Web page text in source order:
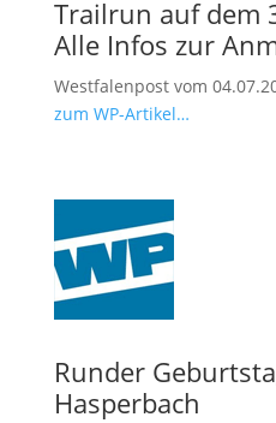
Trailrun auf dem
Alle Infos zur
Westfalenpost vom
zum WP-Artikel…
Runder
Hasperbach